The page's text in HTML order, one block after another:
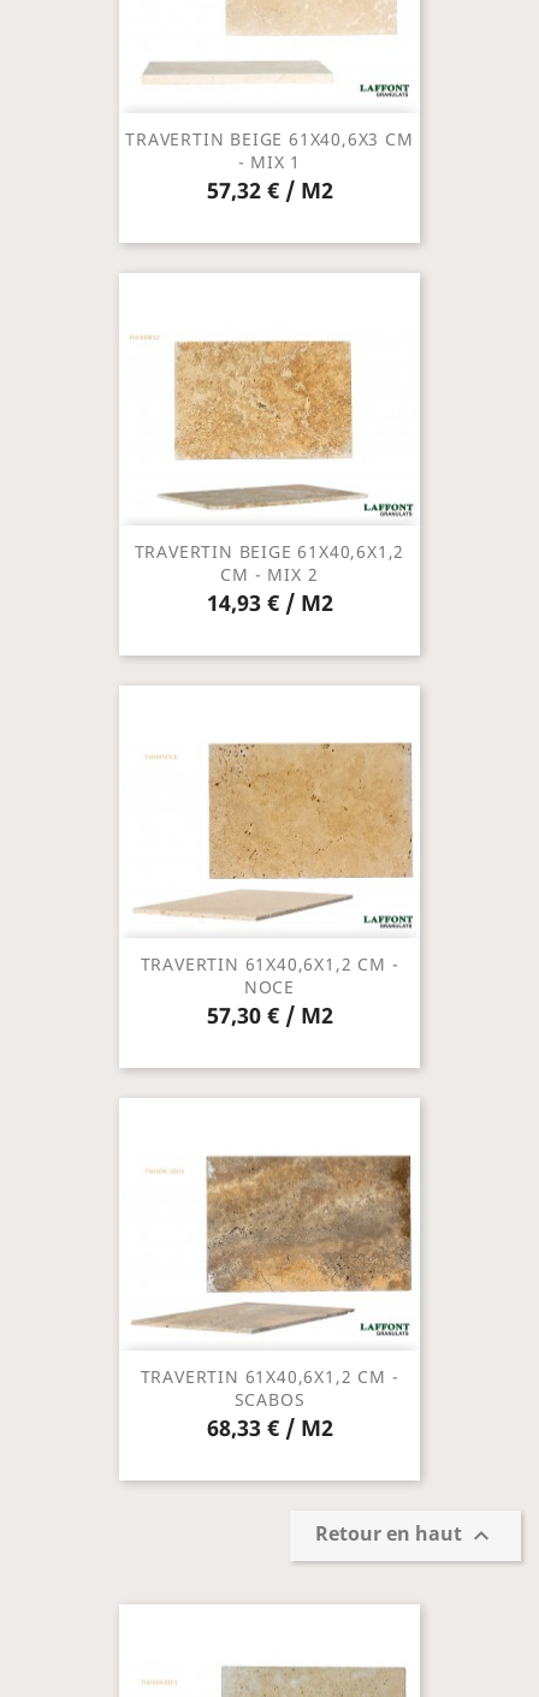
TRAVERTIN BEIGE 61X40,6X3 CM
- MIX 1
57,32 € / M2
TRAVERTIN BEIGE 61X40,6X1,2
CM - MIX 2
14,93 € / M2
TRAVERTIN 61X40,6X1,2 CM -
NOCE
57,30 € / M2
TRAVERTIN 61X40,6X1,2 CM -
SCABOS
68,33 € / M2
Retour en haut 